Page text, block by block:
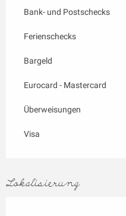
Bank- und Postschecks
Ferienschecks
Bargeld
Eurocard - Mastercard
Überweisungen
Visa
Lokalisierung